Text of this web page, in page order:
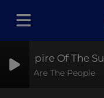
Empire Of The Sun
We Are The People